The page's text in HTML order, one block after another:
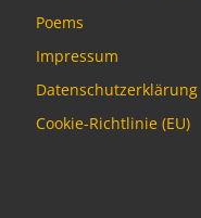
Poems
Impressum
Datenschutzerklärung
Cookie-Richtlinie (EU)